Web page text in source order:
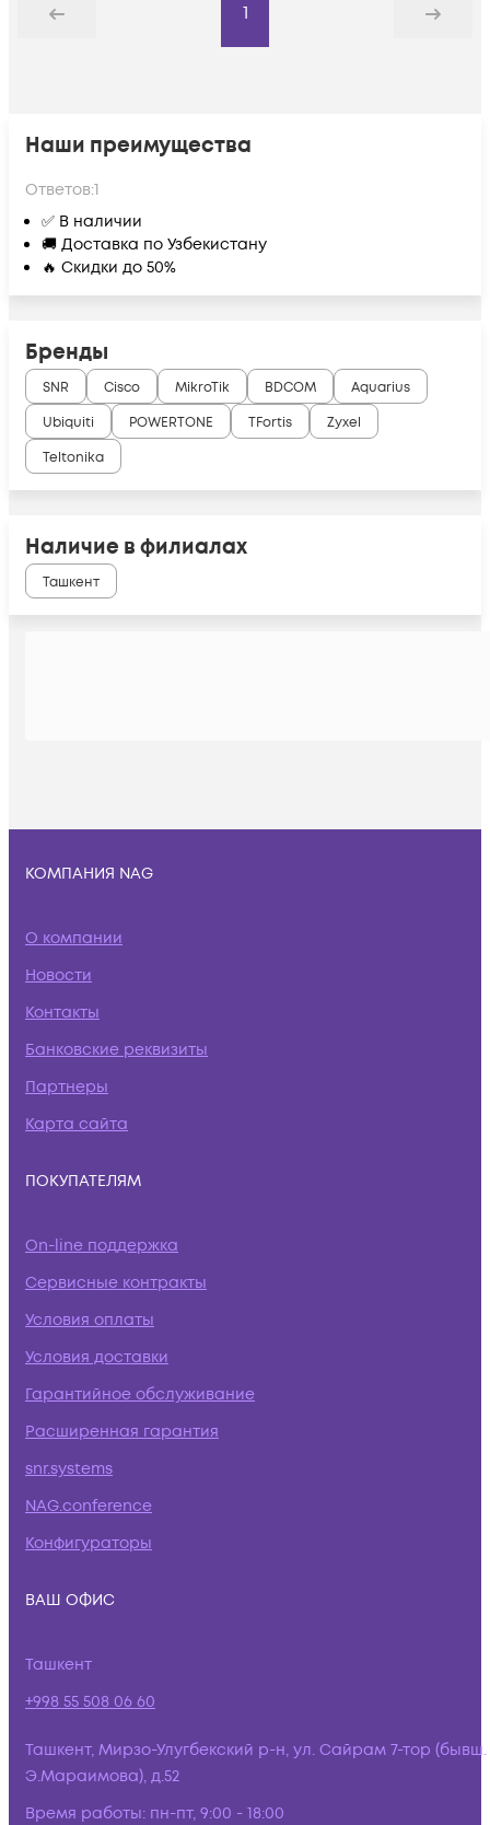
Назад
1
Дальше
Наши преимущества
Ответов:1
✅ В наличии
🚚 Доставка по Узбекистану
🔥 Скидки до 50%
Бренды
SNR Cisco MikroTik BDCOM
Aquarius
Ubiquiti
POWERTONE TFortis
Zyxel
Teltonika
Наличие в филиалах
Ташкент
КОМПАНИЯ NAG
О компании
Новости
Контакты
Банковские реквизиты
Партнеры
Карта сайта
ПОКУПАТЕЛЯМ
On-line поддержка
Сервисные контракты
Условия оплаты
Условия доставки
Гарантийное обслуживание
Расширенная гарантия
snr.systems
NAG.conference
Конфигураторы
ВАШ ОФИС
Ташкент
+998 55 508 06 60
Ташкент, Мирзо-Улугбекский р-н, ул. Сайрам 7-тор (бывш.
Э.Мараимова), д.52
Время работы: пн-пт, 9:00 - 18:00